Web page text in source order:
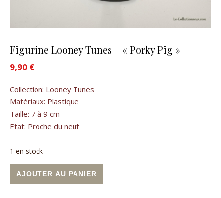
Figurine Looney Tunes – « Porky Pig »
9,90 €
Collection: Looney Tunes
Matériaux: Plastique
Taille: 7 à 9 cm
Etat: Proche du neuf
1 en stock
AJOUTER AU PANIER